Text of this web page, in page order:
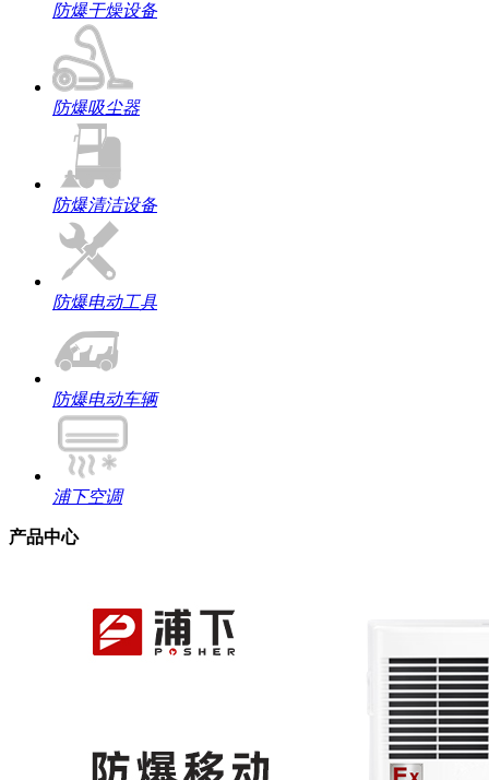
防爆干燥设备
防爆吸尘器
防爆清洁设备
防爆电动工具
防爆电动车辆
浦下空调
产品中心